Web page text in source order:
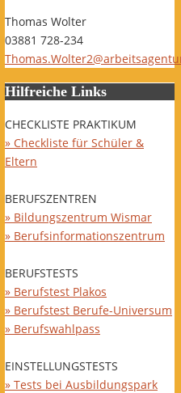
Thomas Wolter
03881 728-234
Hilfreiche Links
CHECKLISTE PRAKTIKUM
» Checkliste für Schüler &
Eltern
BERUFSZENTREN
» Bildungszentrum Wismar
» Berufsinformationszentrum
BERUFSTESTS
» Berufstest Plakos
» Berufstest Berufe-Universum
» Berufswahlpass
EINSTELLUNGSTESTS
» Tests bei Ausbildungspark